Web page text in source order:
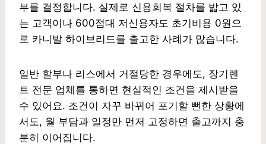
부를 결정합니다. 실제로 신용회복 절차를 밟고 있
는 고객이나 600점대 저신용자도 초기비용 0원으
로 카니발 하이브리드를 출고한 사례가 많습니다.
일반 할부나 리스에서 거절당한 경우에도, 장기렌
트 전문 업체를 통하면 현실적인 조건을 제시받을
수 있어요. 조건이 자꾸 바뀌어 포기할 뻔한 상황에
서도, 월 부담과 일정만 먼저 고정하면 출고까지 충
분히 이어집니다.